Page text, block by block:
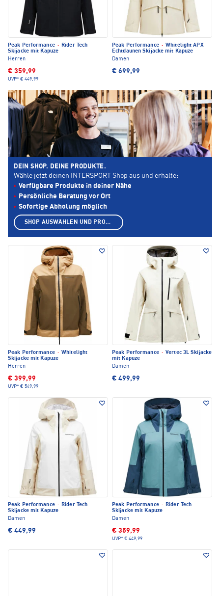
Peak Performance ·
Rider Tech
Skijacke mit Kapuze
Herren
€ 359,99
UVP* € 449,99
Peak Performance · Whitelight APX
Echtdaunen Skijacke mit Kapuze
Damen
€ 699,99
Peak Performance · Whitelight
Skijacke mit Kapuze
Herren
€ 399,99
UVP* € 549,99
Peak Performance · Vertec 3L Skijacke
mit Kapuze
Damen
€ 499,99
Peak Performance · Rider Tech
Skijacke mit Kapuze
Damen
€ 449,99
Peak Performance · Rider Tech
Skijacke mit Kapuze
Damen
€ 359,99
UVP* € 449,99
DEIN SHOP. DEINE PRODUKTE.
Wähle jetzt deinen INTERSPORT Shop aus und erhalte:
Verfügbare Produkte in deiner Nähe
Persönliche Beratung vor Ort
Sofortige Abholung möglich
SHOP AUSWÄHLEN UND PRODUKTE ANZEIGEN